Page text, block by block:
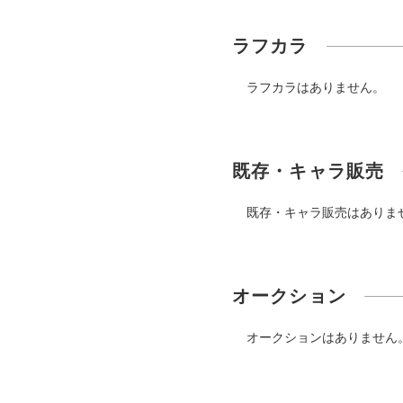
ラフカラ
ラフカラはありません。
既存・キャラ販売
既存・キャラ販売はありま
オークション
オークションはありません。